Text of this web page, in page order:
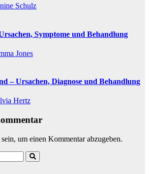
Schulz
Symptome und Behandlung
Jones
– Ursachen, Diagnose und Behandlung
Hertz
sein, um einen Kommentar abzugeben.